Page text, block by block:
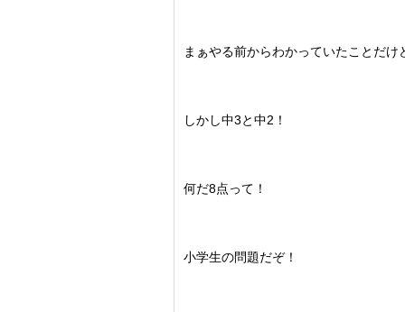
まぁやる前からわかっていたことだけ
しかし中3と中2！
何だ8点って！
小学生の問題だぞ！